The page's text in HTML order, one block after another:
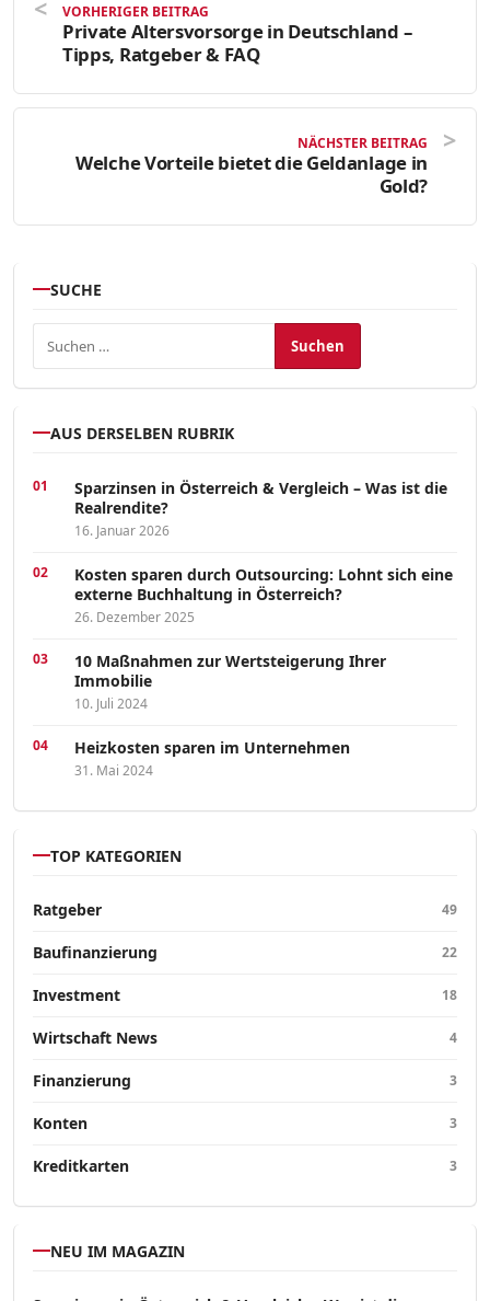
VORHERIGER BEITRAG
Private Altersvorsorge in Deutschland –
Tipps, Ratgeber & FAQ
NÄCHSTER BEITRAG
Welche Vorteile bietet die Geldanlage in
Gold?
SUCHE
AUS DERSELBEN RUBRIK
Sparzinsen in Österreich & Vergleich – Was ist die
Realrendite?
16. Januar 2026
Kosten sparen durch Outsourcing: Lohnt sich eine
externe Buchhaltung in Österreich?
26. Dezember 2025
10 Maßnahmen zur Wertsteigerung Ihrer
Immobilie
10. Juli 2024
Heizkosten sparen im Unternehmen
31. Mai 2024
TOP KATEGORIEN
Ratgeber 49
Baufinanzierung 22
Investment 18
Wirtschaft News 4
Finanzierung 3
Konten 3
Kreditkarten 3
NEU IM MAGAZIN